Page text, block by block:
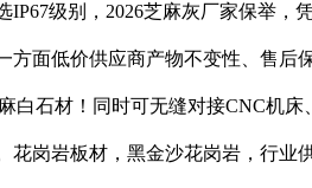
级别，2026芝麻灰厂家保举
面低价供应商产物不变性、售
白石材！同时可无缝对接CNC机
岗岩板材，黑金沙花岗岩，行